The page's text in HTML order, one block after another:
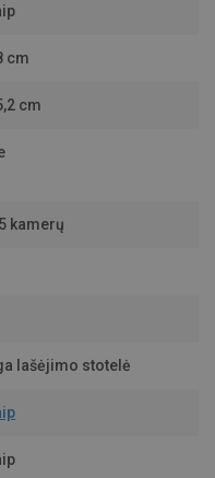
cm
cm
kamerų
lašėjimo stotelė